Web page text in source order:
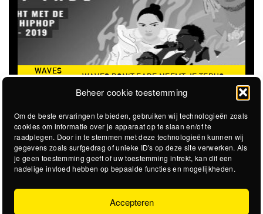
Beheer cookie toestemming
Om de beste ervaringen te bieden, gebruiken wij technologieën zoals
cookies om informatie over je apparaat op te slaan en/of te
raadplegen. Door in te stemmen met deze technologieën kunnen wij
gegevens zoals surfgedrag of unieke ID's op deze site verwerken. Als
je geen toestemming geeft of uw toestemming intrekt, kan dit een
nadelige invloed hebben op bepaalde functies en mogelijkheden.
Accepteren
WAVES
WAVES DON'T FADE NEEMT JE TERUG
NAAR DE ICONISCHE ZOMER VAN 2016